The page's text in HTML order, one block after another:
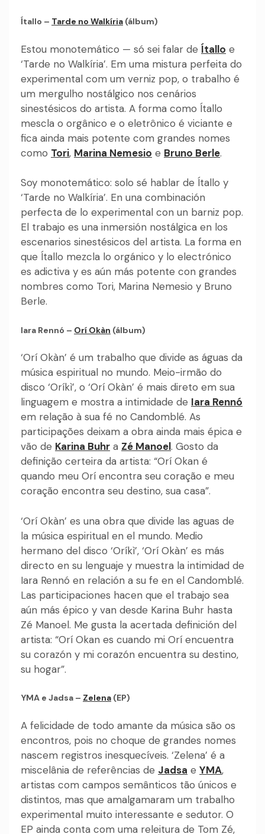
Ítallo – Tarde no Walkíria (álbum)
Estou monotemático — só sei falar de Ítallo e
‘Tarde no Walkíria’. Em uma mistura perfeita do
experimental com um verniz pop, o trabalho é
um mergulho nostálgico nos cenários
sinestésicos do artista. A forma como Ítallo
mescla o orgânico e o eletrônico é viciante e
fica ainda mais potente com grandes nomes
como Tori, Marina Nemesio e Bruno Berle.
Soy monotemático: solo sé hablar de Ítallo y
‘Tarde no Walkíria’. En una combinación
perfecta de lo experimental con un barniz pop.
El trabajo es una inmersión nostálgica en los
escenarios sinestésicos del artista. La forma en
que Ítallo mezcla lo orgánico y lo electrónico
es adictiva y es aún más potente con grandes
nombres como Tori, Marina Nemesio y Bruno
Berle.
Iara Rennó – Orí Okàn (álbum)
‘Orí Okàn’ é um trabalho que divide as águas da
música espiritual no mundo. Meio-irmão do
disco ‘Oríkì’, o ‘Orí Okàn’ é mais direto em sua
linguagem e mostra a intimidade de Iara Rennó
em relação à sua fé no Candomblé. As
participações deixam a obra ainda mais épica e
vão de Karina Buhr a Zé Manoel. Gosto da
definição certeira da artista: “Orí Okan é
quando meu Orí encontra seu coração e meu
coração encontra seu destino, sua casa”.
‘Orí Okàn’ es una obra que divide las aguas de
la música espiritual en el mundo. Medio
hermano del disco ‘Oríkì’, ‘Orí Okàn’ es más
directo en su lenguaje y muestra la intimidad de
Iara Rennó en relación a su fe en el Candomblé.
Las participaciones hacen que el trabajo sea
aún más épico y van desde Karina Buhr hasta
Zé Manoel. Me gusta la acertada definición del
artista: “Orí Okan es cuando mi Orí encuentra
su corazón y mi corazón encuentra su destino,
su hogar”.
YMA e Jadsa – Zelena (EP)
A felicidade de todo amante da música são os
encontros, pois no choque de grandes nomes
nascem registros inesquecíveis. ‘Zelena’ é a
miscelânia de referências de Jadsa e YMA,
artistas com campos semânticos tão únicos e
distintos, mas que amalgamaram um trabalho
experimental muito interessante e sedutor. O
EP ainda conta com uma releitura de Tom Zé,